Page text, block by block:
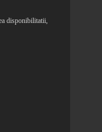
disponibilitatii,